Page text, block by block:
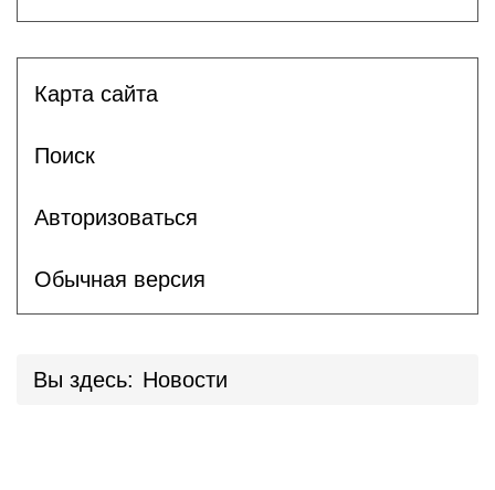
Карта сайта
Поиск
Авторизоваться
Обычная версия
Вы здесь: Новости